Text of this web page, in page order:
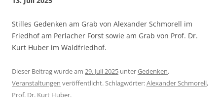
Stilles Gedenken am Grab von Alexander Schmorell im
Friedhof am Perlacher Forst sowie am Grab von Prof. Dr.
Kurt Huber im Waldfriedhof.
Dieser Beitrag wurde am 29. Juli 2025 unterGedenken,
Veranstaltungen veröffentlicht. Schlagwörter:Alexander Schmorell,
Prof. Dr. Kurt Huber.